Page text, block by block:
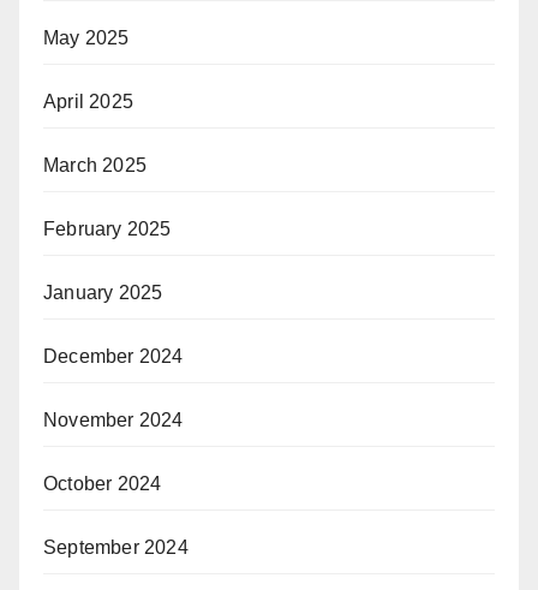
May 2025
April 2025
March 2025
February 2025
January 2025
December 2024
November 2024
October 2024
September 2024